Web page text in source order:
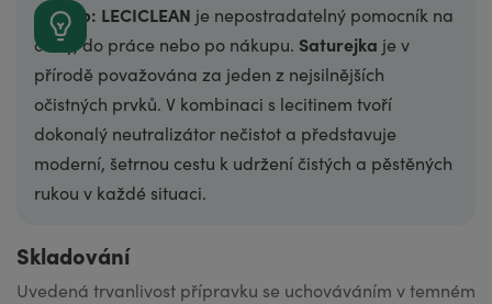
Náš tip: LECICLEAN je nepostradatelný pomocník na
cesty, do práce nebo po nákupu. Saturejka je v
přírodě považována za jeden z nejsilnějších
očistných prvků. V kombinaci s lecitinem tvoří
dokonalý neutralizátor nečistot a představuje
moderní, šetrnou cestu k udržení čistých a pěstěných
rukou v každé situaci.
Skladování
Uvedená trvanli­vost přípravku se uchováváním v temném